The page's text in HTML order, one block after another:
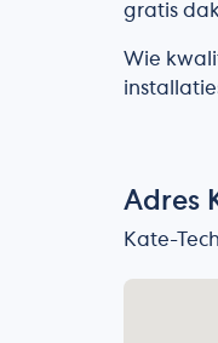
gratis
Wie
Adres
Kate-